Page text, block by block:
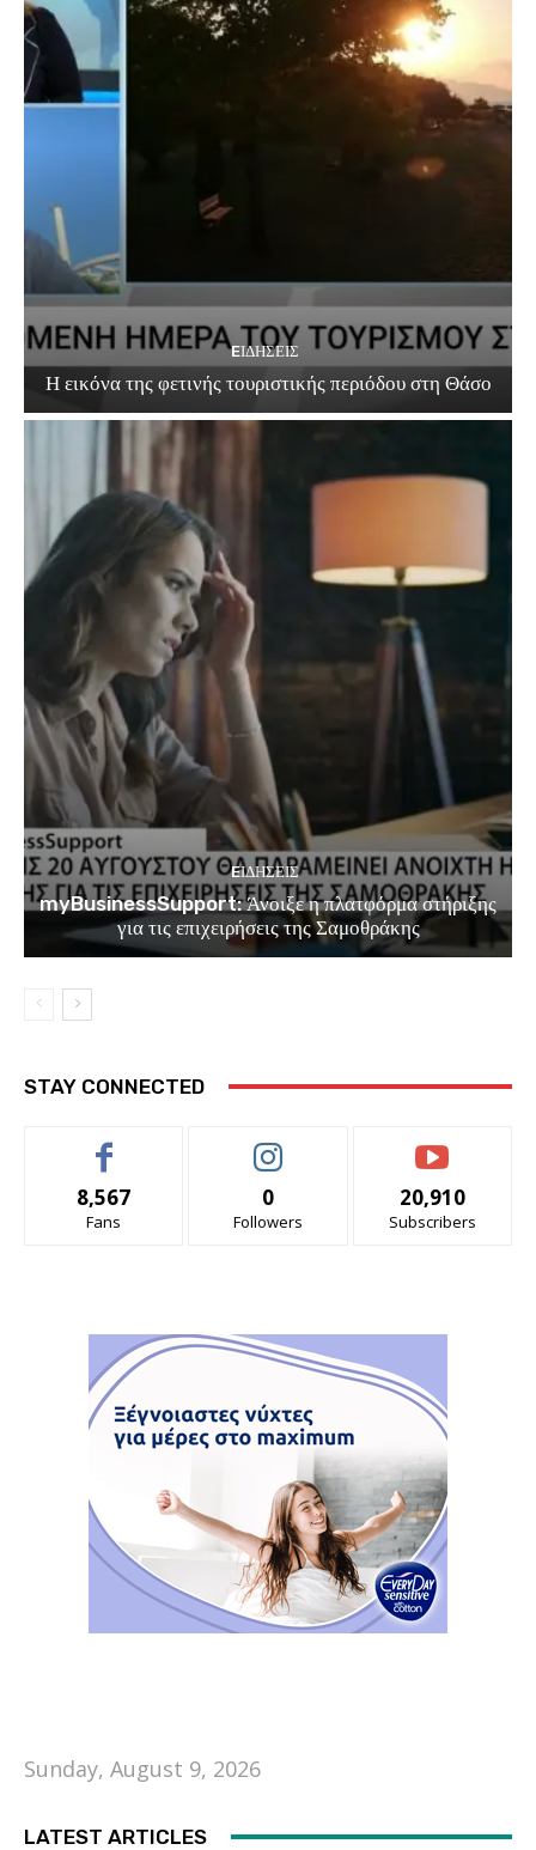
EΙΔΗΣΕΙΣ
Η εικόνα της φετινής τουριστικής περιόδου στη Θάσο
EΙΔΗΣΕΙΣ
myBusinessSupport: Άνοιξε η πλατφόρμα στήριξης
για τις επιχειρήσεις της Σαμοθράκης
STAY CONNECTED
8,567
Fans
0
Followers
20,910
Subscribers
Sunday, August 9, 2026
LATEST ARTICLES